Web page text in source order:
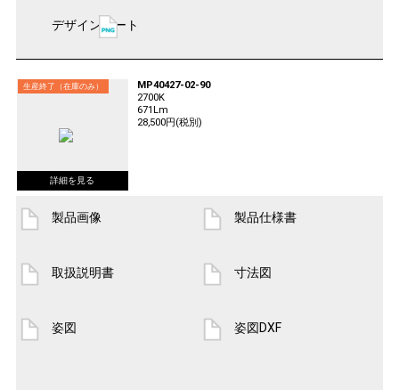
デザインシート
生産終了（在庫のみ）
MP40427-02-90
2700K
671Lm
28,500円(税別)
製品画像 製品仕様書
取扱説明書 寸法図
姿図 姿図DXF